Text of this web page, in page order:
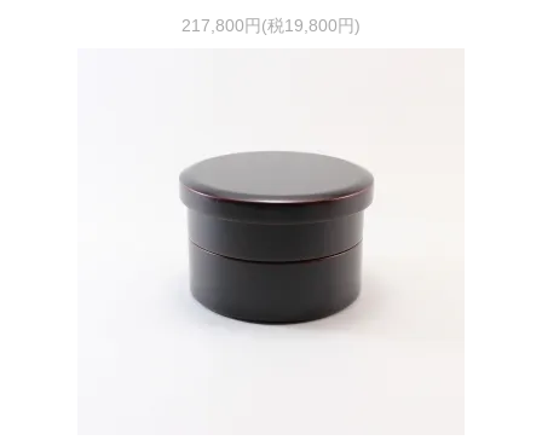
217,800円(税19,800円)